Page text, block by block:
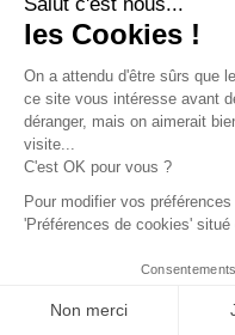
les Cookies !
On a attendu d'être sûrs que
ce site vous intéresse avant
déranger, mais on aimerait
visite...
C'est OK pour vous ?
Pour modifier vos
'Préférences de cookies' situé
Non merci